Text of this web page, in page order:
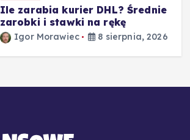
Ile zarabia kurier DHL? Średnie
zarobki i stawki na rękę
Igor Morawiec 8 sierpnia, 2026